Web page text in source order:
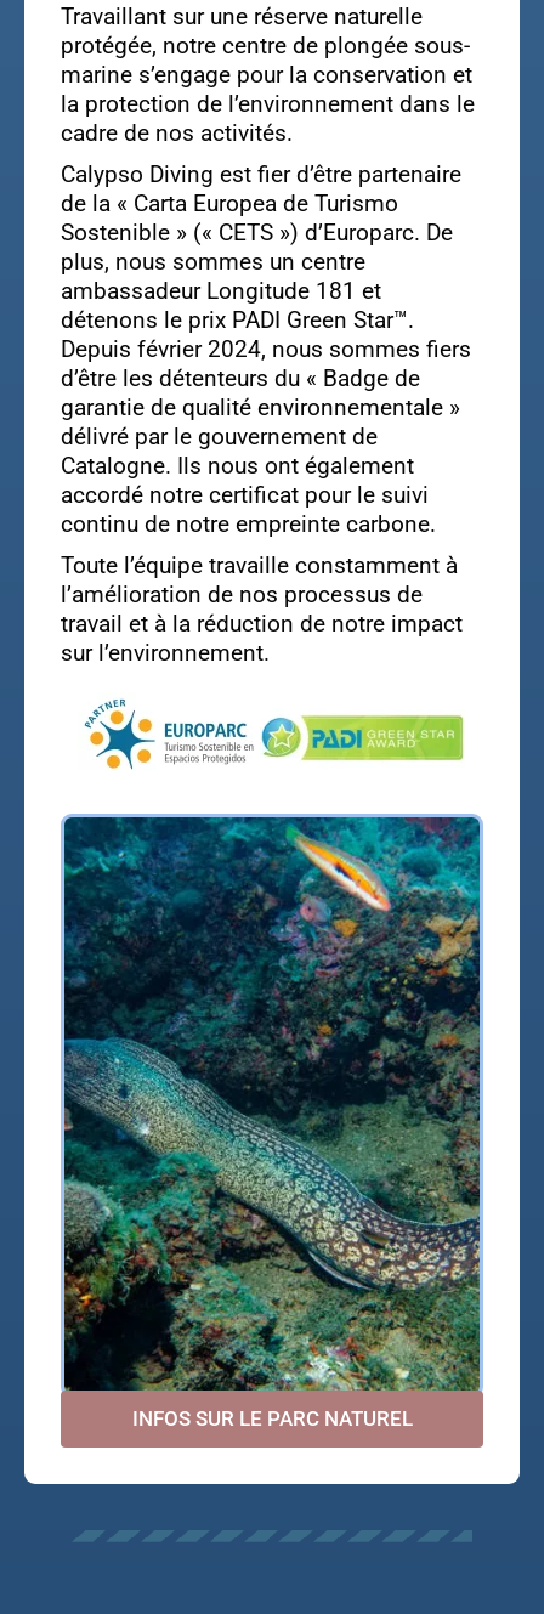
Travaillant sur une réserve naturelle
protégée, notre centre de plongée sous-
marine s’engage pour la conservation et
la protection de l’environnement dans le
cadre de nos activités.
Calypso Diving est fier d’être partenaire
de la « Carta Europea de Turismo
Sostenible » (« CETS ») d’Europarc. De
plus, nous sommes un centre
ambassadeur Longitude 181 et
détenons le prix PADI Green Star™.
Depuis février 2024, nous sommes fiers
d’être les détenteurs du « Badge de
garantie de qualité environnementale »
délivré par le gouvernement de
Catalogne. Ils nous ont également
accordé notre certificat pour le suivi
continu de notre empreinte carbone.
Toute l’équipe travaille constamment à
l’amélioration de nos processus de
travail et à la réduction de notre impact
sur l’environnement.
INFOS SUR LE PARC NATUREL